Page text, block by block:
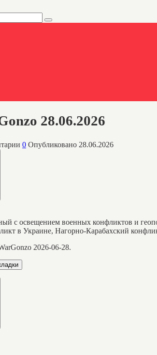
28.06.2026
0 Опубликовано 28.06.2026
с освещением военных конфликтов и
в Украине, Нагорно-Карабахский
2026-06-28.